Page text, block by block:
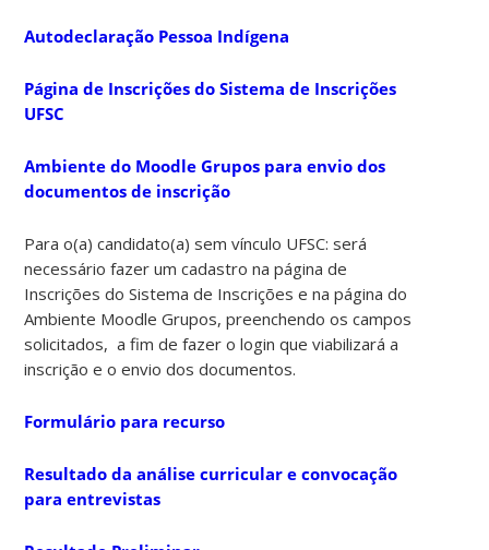
Autodeclaração Pessoa Indígena
Página de Inscrições do Sistema de Inscrições
UFSC
Ambiente do Moodle Grupos para envio dos
documentos de inscrição
Para o(a) candidato(a) sem vínculo UFSC: será
necessário fazer um cadastro na página de
Inscrições do Sistema de Inscrições e na página do
Ambiente Moodle Grupos, preenchendo os campos
solicitados, a fim de fazer o login que viabilizará a
inscrição e o envio dos documentos.
Formulário para recurso
Resultado da análise curricular e convocação
para entrevistas